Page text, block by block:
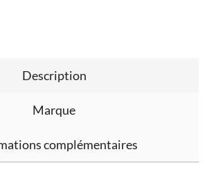
Description
Marque
complémentaires